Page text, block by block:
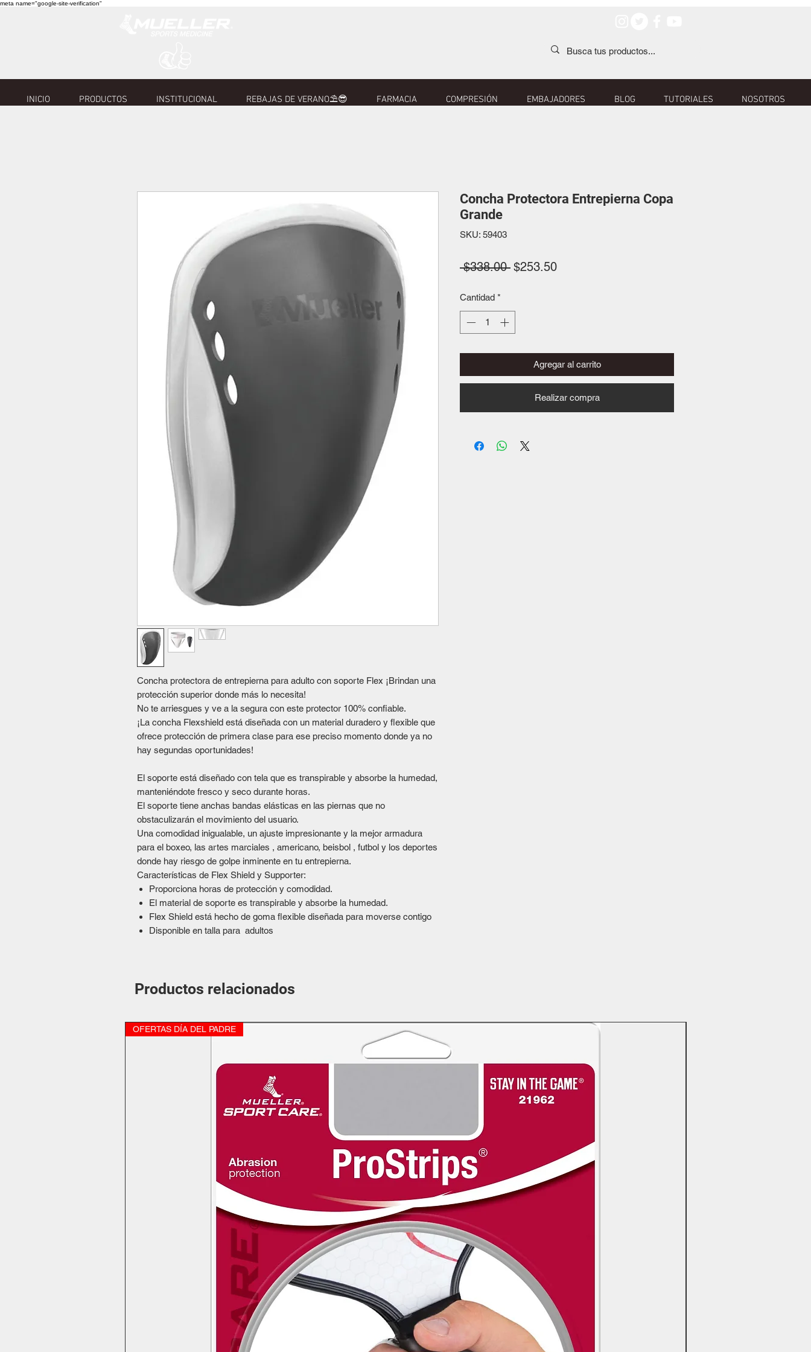
meta name="google-site-verification"
INICIO PRODUCTOS INSTITUCIONAL REBAJAS DE VERANO⛱️😎 FARMACIA COMPRESIÓN EMBAJADORES BLOG TUTORIALES NOSOTROS
Concha protectora de entrepierna para adulto con soporte Flex ¡Brindan una
protección superior donde más lo necesita!
No te arriesgues y ve a la segura con este protector 100% confiable.
¡La concha Flexshield está diseñada con un material duradero y flexible que
ofrece protección de primera clase para ese preciso momento donde ya no
hay segundas oportunidades!
El soporte está diseñado con tela que es transpirable y absorbe la humedad,
manteniéndote fresco y seco durante horas.
El soporte tiene anchas bandas elásticas en las piernas que no
obstaculizarán el movimiento del usuario.
Una comodidad inigualable, un ajuste impresionante y la mejor armadura
para el boxeo, las artes marciales , americano, beisbol , futbol y los deportes
donde hay riesgo de golpe inminente en tu entrepierna.
Características de Flex Shield y Supporter:
Proporciona horas de protección y comodidad.
El material de soporte es transpirable y absorbe la humedad.
Flex Shield está hecho de goma flexible diseñada para moverse contigo
Disponible en talla para adultos
Concha Protectora Entrepierna Copa
Grande
SKU: 59403
$338.00 Precio
$253.50Precio
Cantidad *
Agregar al carrito
Realizar compra
Productos relacionados
OFERTAS DÍA DEL PADRE